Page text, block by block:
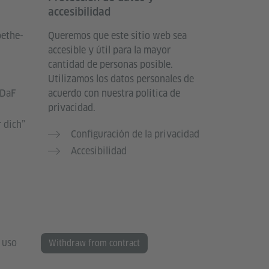
dich”
accesibilidad
Queremos que este sitio web sea
accesible y útil para la mayor
cantidad de personas posible.
Utilizamos los datos personales de
acuerdo con nuestra política de
privacidad.
Configuración de la privacidad
Accesibilidad
Withdraw from contract